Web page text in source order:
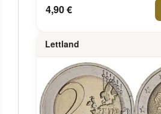
4,90 €
Lettland